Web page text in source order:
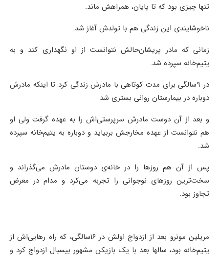
تنها چیزی بود که تا پایان، همراهش ماند.
ناخوشایندی این زندگی هم با تولدش آغاز شد.
زمانی که مادر پریشان‌حالش نتوانست از او نگهداری کند و به
یتیم‌خانه سپرده شد.
در ۹سالگی برای مدت کوتاهی با مادرش زندگی کرد تا اینکه مادرش
دوباره در بیمارستان روانی بستری شد
و بعد از آن دوست مادرش سرپرستی‌اش را به عهده گرفت ولی او
هم نتوانست از عهده مخارجش بربیاید و دوباره به یتیم‌خانه سپرده
شد.
پس از آن هم روزها را در خانه‌ی دوستان مادرش می‌گذراند و
سخت‌ترین روزهای نوجوانی را تجربه می‌کرد و مدام در معرض
تجاوز بود.
مریلین مونرو بعد از ازدواج اولش در ۱۶سالگی، که راه رهایی‌اش از
یتیم‌خانه بود، سالها بعد با یک بازیکن مشهور بیسبال ازدواج کرد و